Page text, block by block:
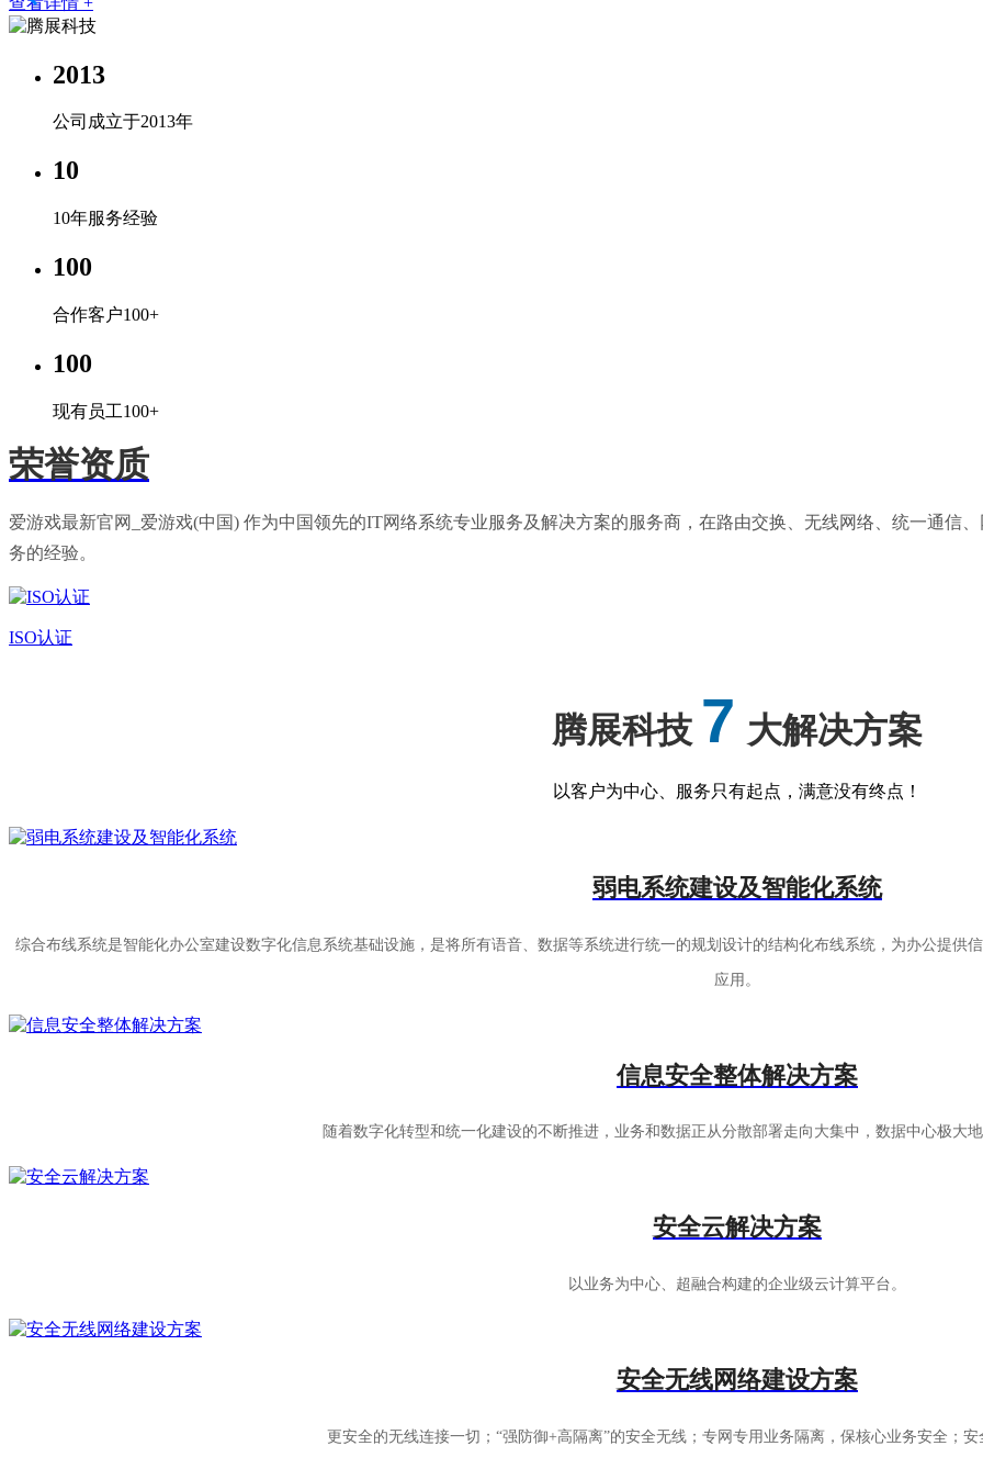
2013
公司成立于2013年
10
10年服务经验
100
合作客户100+
100
现有员工100+
荣誉资质
爱游戏最新官网_爱游戏(中国) 作为中国领先的IT网络系统专业服务及解决方案的服务商，在路由交换、无线网络、统一通信
务的经验。
ISO认证
腾展科技 7 大解决方案
以客户为中心、服务只有起点，满意没有终点！
弱电系统建设及智能化系统
综合布线系统是智能化办公室建设数字化信息系统基础设施，是将所有语音、数据等系统进行统一的规划设计的结构化布线系统，为办公提供
应用。
信息安全整体解决方案
随着数字化转型和统一化建设的不断推进，业务和数据正从分散部署走向大集中，数据中心极大
安全云解决方案
以业务为中心、超融合构建的企业级云计算平台。
安全无线网络建设方案
更安全的无线连接一切；“强防御+高隔离”的安全无线；专网专用业务隔离，保核心业务安全；